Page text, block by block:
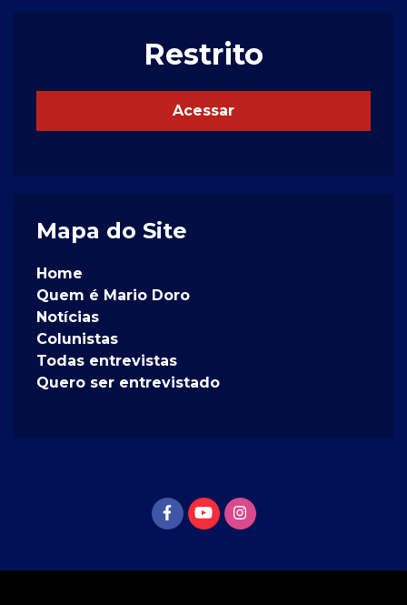
Restrito
Acessar
Mapa do Site
Home
Quem é Mario Doro
Notícias
Colunistas
Todas entrevistas
Quero ser entrevistado